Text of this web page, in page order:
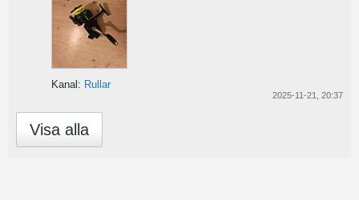
Kanal: Rullar
2025-11-21, 20:37
Visa alla